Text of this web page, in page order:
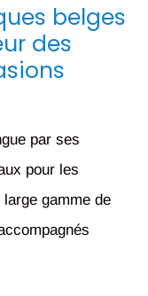
belges
des
par ses
pour les
gamme de